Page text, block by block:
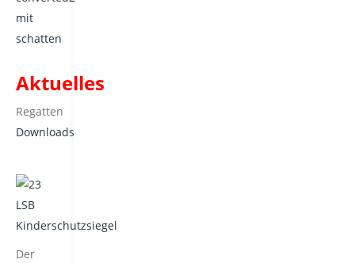
Aktuelles
Regatten
Downloads
Der